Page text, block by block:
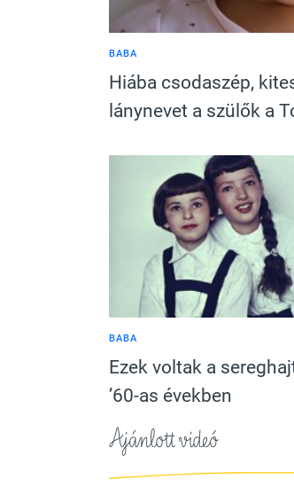
BABA
Hiába csodaszép,
lánynevet a szülők a
BABA
Ezek voltak a
’60-as években
Ajánlott videó